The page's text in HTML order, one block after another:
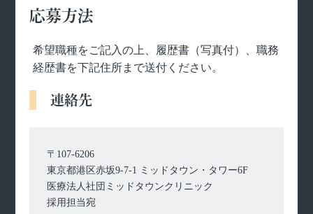
応募方法
希望職種をご記入の上、履歴書（写真付）、職務
経歴書を下記住所まで送付ください。
連絡先
〒107-6206
東京都港区赤坂9-7-1 ミッドタウン・タワー6F
医療法人社団ミッドタウンクリニック
採用担当宛